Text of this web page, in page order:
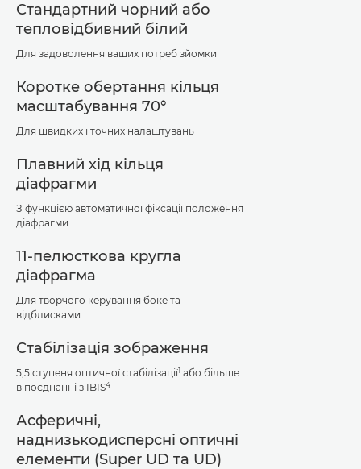
Стандартний чорний або
тепловідбивний білий
Для задоволення ваших потреб зйомки
Коротке обертання кільця
масштабування 70°
Для швидких і точних налаштувань
Плавний хід кільця
діафрагми
З функцією автоматичної фіксації положення
діафрагми
11-пелюсткова кругла
діафрагма
Для творчого керування боке та
відблисками
Стабілізація зображення
5,5 ступеня оптичної стабілізації1 або більше
в поєднанні з IBIS4
Асферичні,
наднизькодисперсні оптичні
елементи (Super UD та UD)